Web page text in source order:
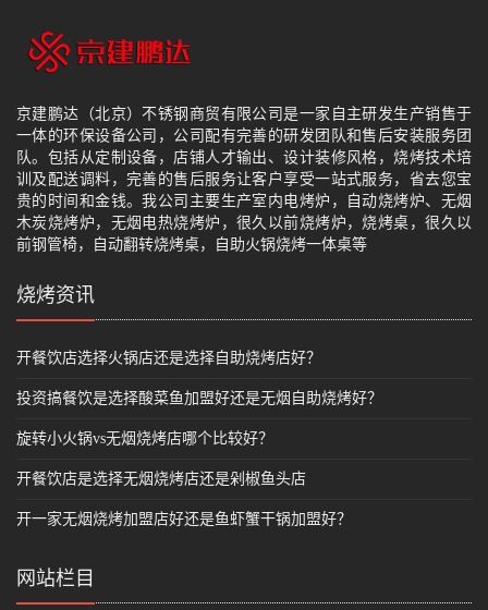
京建鹏达（北京）不锈钢商贸有限公司是一家自主研发生产销售于
一体的环保设备公司，公司配有完善的研发团队和售后安装服务团
队。包括从定制设备，店铺人才输出、设计装修风格，烧烤技术培
训及配送调料，完善的售后服务让客户享受一站式服务，省去您宝
贵的时间和金钱。我公司主要生产室内电烤炉，自动烧烤炉、无烟
木炭烧烤炉，无烟电热烧烤炉，很久以前烧烤炉，烧烤桌，很久以
前钢管椅，自动翻转烧烤桌，自助火锅烧烤一体桌等
烧烤资讯
开餐饮店选择火锅店还是选择自助烧烤店好？
投资搞餐饮是选择酸菜鱼加盟好还是无烟自助烧烤好？
旋转小火锅vs无烟烧烤店哪个比较好？
开餐饮店是选择无烟烧烤店还是剁椒鱼头店
开一家无烟烧烤加盟店好还是鱼虾蟹干锅加盟好？
网站栏目